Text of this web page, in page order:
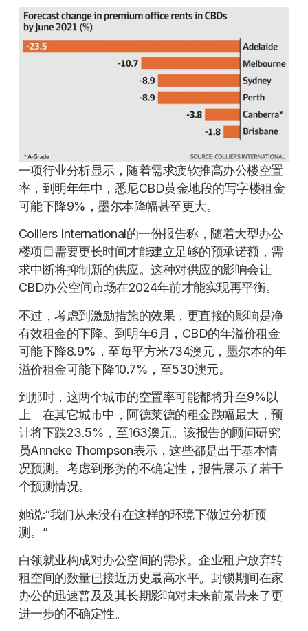
一项行业分析显示，随着需求疲软推高办公楼空置
率，到明年年中，悉尼CBD黄金地段的写字楼租金
可能下降9%，墨尔本降幅甚至更大。
Colliers International的一份报告称，随着大型办公
楼项目需要更长时间才能建立足够的预承诺额，需
求中断将抑制新的供应。这种对供应的影响会让
CBD办公空间市场在2024年前才能实现再平衡。
不过，考虑到激励措施的效果，更直接的影响是净
有效租金的下降。到明年6月，CBD的年溢价租金
可能下降8.9%，至每平方米734澳元，墨尔本的年
溢价租金可能下降10.7%，至530澳元。
到那时，这两个城市的空置率可能都将升至9%以
上。在其它城市中，阿德莱德的租金跌幅最大，预
计将下跌23.5%，至163澳元。该报告的顾问研究
员Anneke Thompson表示，这些都是出于基本情
况预测。考虑到形势的不确定性，报告展示了若干
个预测情况。
她说:“我们从来没有在这样的环境下做过分析预
测。”
白领就业构成对办公空间的需求。企业租户放弃转
租空间的数量已接近历史最高水平。封锁期间在家
办公的迅速普及及其长期影响对未来前景带来了更
进一步的不确定性。